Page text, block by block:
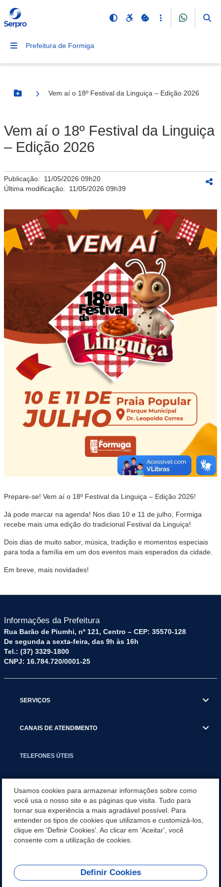
Prefeitura de Formiga
Botão Menu
Vem aí o 18º Festival da Linguiça – Edição 2026
Vem aí o 18º Festival da Linguiça
– Edição 2026
Publicação: 11/05/2026 09h20
Última modificação: 11/05/2026 09h39
Prepare-se! Vem aí o 18º Festival da Linguiça – Edição 2026!
Já pode marcar na agenda! Nos dias 10 e 11 de julho, Formiga
recebe mais uma edição do tradicional Festival da Linguiça!
Dois dias de muito sabor, música, tradição e momentos especiais
para toda a família em um dos eventos mais esperados da cidade.
Em breve, mais novidades!
Informações da Prefeitura
Rua Barão de Piumhi, nº 121, Centro – CEP: 35570-128
De segunda a sexta-feira, das 9h às 16h
Tel.: (37) 3329-1800
CNPJ: 16.784.720/0001-25
SERVIÇOS
CANAIS DE ATENDIMENTO
TELEFONES ÚTEIS
NOTÍCIAS
APLICATIVO
REDES SOCIAIS
Usamos cookies para armazenar informações sobre como
você usa o nosso site e as páginas que visita. Tudo para
tornar sua experiência a mais agradável possível. Para
entender os tipos de cookies que utilizamos e customizá-los,
clique em 'Definir Cookies'. Ao clicar em 'Aceitar', você
consente com a utilização de cookies.
Definir Cookies